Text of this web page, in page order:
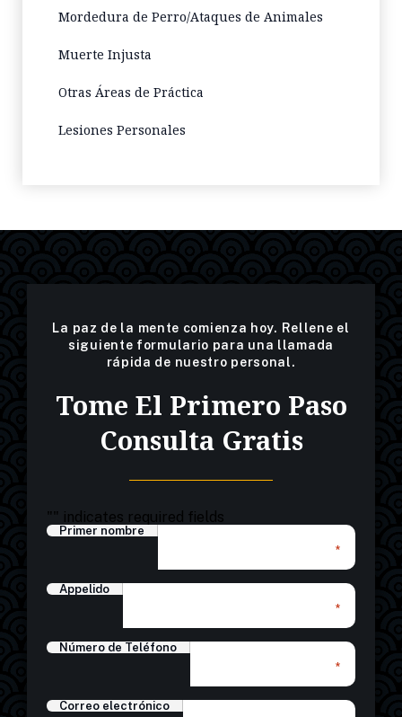
Mordedura de Perro/Ataques de Animales
Muerte Injusta
Otras Áreas de Práctica
Lesiones Personales
La paz de la mente comienza hoy. Rellene el
siguiente formulario para una llamada
rápida de nuestro personal.
Tome El Primero Paso
Consulta Gratis
"" indicates required fields
Primer nombre
*
Appelido
*
Número de Teléfono
*
Correo electrónico